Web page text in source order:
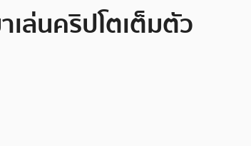
ล่นคริปโตเต็มตัว